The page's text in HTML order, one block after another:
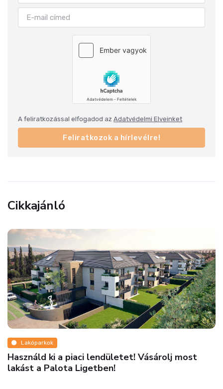
A feliratkozással elfogadod az Adatvédelmi Elveinket
Feliratkozok a hírlevélre!
Cikkajánló
Lakóparkok
Használd ki a piaci lendületet! Vásárolj most
lakást a Palota Ligetben!